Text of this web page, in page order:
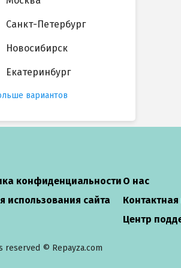
Санкт-Петербург
Новосибирск
Екатеринбург
вариантов
конфиденциальности
использования сайта
О нас
Центр
reserved © Repayza.com